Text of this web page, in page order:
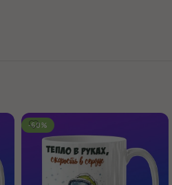
-60%